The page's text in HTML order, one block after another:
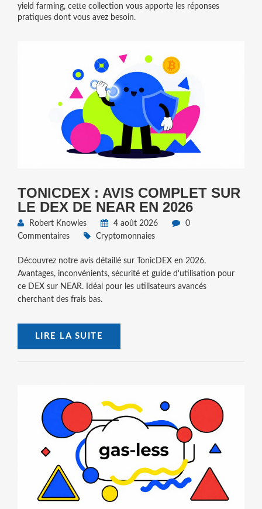
yield farming, cette collection vous apporte les réponses
pratiques dont vous avez besoin.
TONICDEX : AVIS COMPLET SUR
LE DEX DE NEAR EN 2026
Robert Knowles 4 août 2026
0
Commentaires
Cryptomonnaies
Découvrez notre avis détaillé sur TonicDEX en 2026.
Avantages, inconvénients, sécurité et guide d'utilisation pour
ce DEX sur NEAR. Idéal pour les utilisateurs avancés
cherchant des frais bas.
LIRE LA SUITE